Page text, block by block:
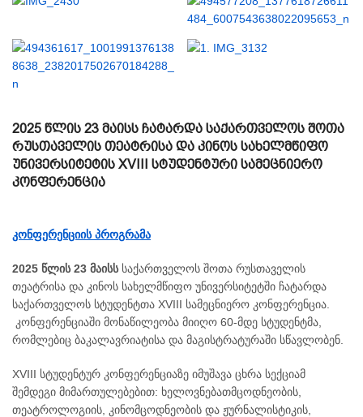
2025 წლის 23 მაისს ჩატარდა საქართველოს შოთა
რუსთაველის თეატრისა და კინოს სახელმწიფო
უნივერსიტეტის XVIII სტუდენტური სამეცნიერო
კონფერენცია
კონფერენციის პროგრამა
2025 წლის 23 მაისს საქართველოს შოთა რუსთაველის
თეატრისა და კინოს სახელმწიფო უნივერსიტეტში ჩატარდა
საქართველოს სტუდენტთა XVIII სამეცნიერო კონფერენცია.
კონფერენციაში მონაწილეობა მიიღო 60-მდე სტუდენტმა,
რომლებიც ბაკალავრიატისა და მაგისტრატურაში სწავლობენ.
XVIII სტუდენტურ კონფერენციაზე იმუშავა ცხრა სექციამ
შემდეგი მიმართულებებით: ხელოვნებათმცოდნეობის,
თეატროლოგიის, კინომცოდნეობის და ჟურნალისტიკის,